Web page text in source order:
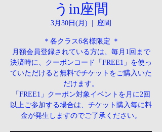
うin座間
3月30日(月) 座間
＊各クラス6名様限定 ＊
月額会員登録されている方は、毎月1回まで
決済時に、クーポンコード「FREE1」を使っ
ていただけると無料でチケットをご購入いた
だけます。
「FREE1」クーポン対象イベントを月に2回
以上ご参加する場合は、チケット購入毎に料
金が発生しますのでご了承ください。